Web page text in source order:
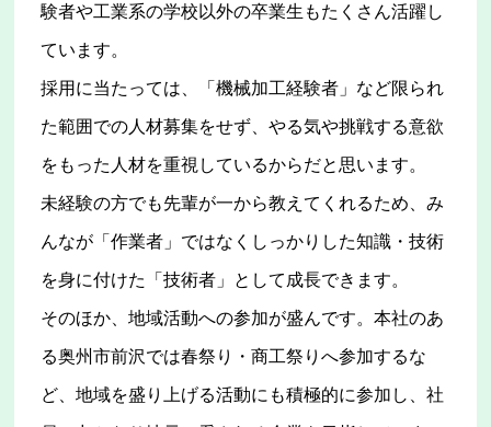
験者や工業系の学校以外の卒業生もたくさん活躍し
ています。
採用に当たっては、「機械加工経験者」など限られ
た範囲での人材募集をせず、やる気や挑戦する意欲
をもった人材を重視しているからだと思います。
未経験の方でも先輩が一から教えてくれるため、み
んなが「作業者」ではなくしっかりした知識・技術
を身に付けた「技術者」として成長できます。
そのほか、地域活動への参加が盛んです。本社のあ
る奥州市前沢では春祭り・商工祭りへ参加するな
ど、地域を盛り上げる活動にも積極的に参加し、社